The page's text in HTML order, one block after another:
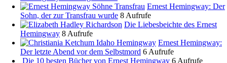
Ernest Hemingway: Der
Sohn, der zur Transfrau wurde 8 Aufrufe
Die Liebesbeichte des Ernest
Hemingway 8 Aufrufe
Ernest Hemingway:
Der letzte Abend vor dem Selbstmord 6 Aufrufe
Die 10 besten Bücher von Ernest Hemingway 6 Aufrufe